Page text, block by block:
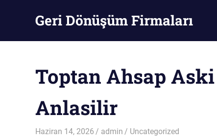
Geri Dönüşüm Firmaları
Toptan Ahsap
Anlasilir
Haziran 14, 2026 admin Uncategorized